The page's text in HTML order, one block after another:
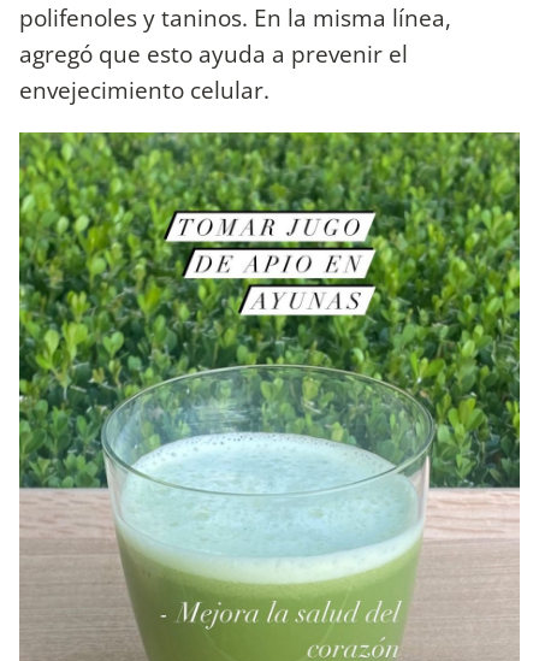
polifenoles y taninos. En la misma línea,
agregó que esto ayuda a prevenir el
envejecimiento celular.